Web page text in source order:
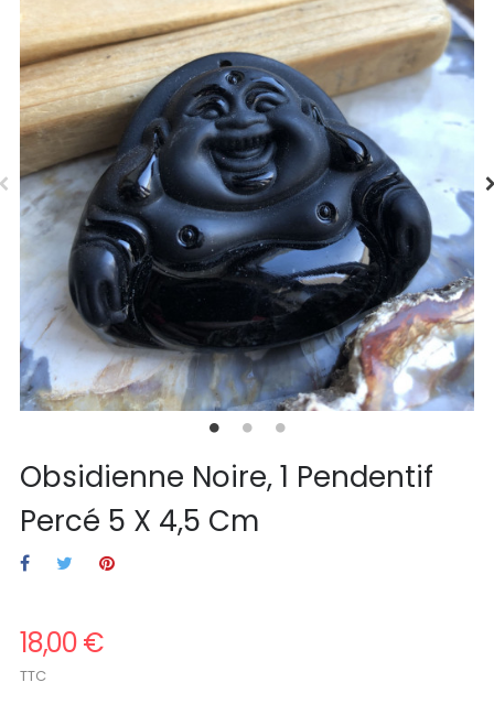
Obsidienne Noire, 1 Pendentif
Percé 5 X 4,5 Cm
18,00 €
TTC